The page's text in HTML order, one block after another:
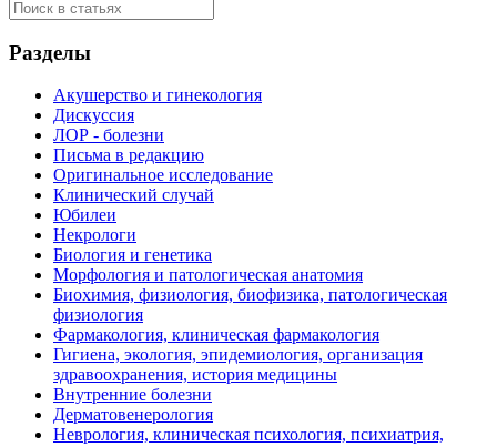
Разделы
Акушерство и гинекология
Дискуссия
ЛОР - болезни
Письма в редакцию
Оригинальное исследование
Клинический случай
Юбилеи
Некрологи
Биология и генетика
Морфология и патологическая анатомия
Биохимия, физиология, биофизика, патологическая
физиология
Фармакология, клиническая фармакология
Гигиена, экология, эпидемиология, организация
здравоохранения, история медицины
Внутренние болезни
Дерматовенерология
Неврология, клиническая психология, психиатрия,